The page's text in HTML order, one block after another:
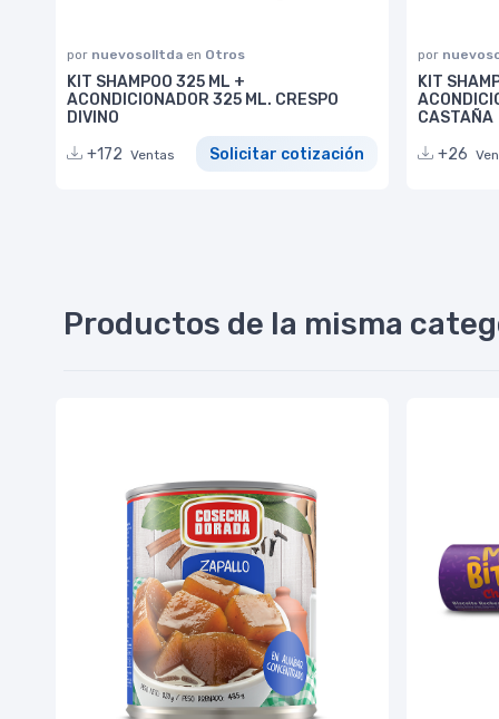
por nuevosolltda en Otros
KIT SHAMPOO 325 ML +
ACONDICIONADOR 325 ML. CRESPO
DIVINO
+172 Ventas Solicitar cotización
por
KIT
CASTAÑA
+26
Productos de la misma